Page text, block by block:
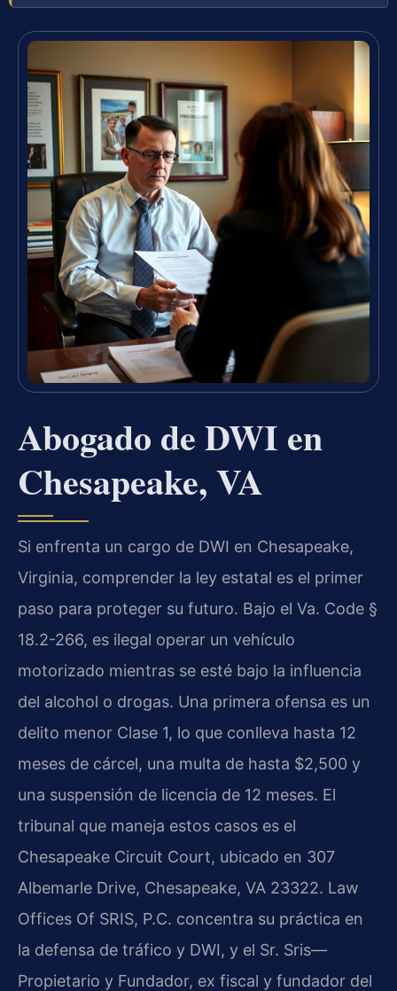
Abogado de DWI en
Chesapeake, VA
Si enfrenta un cargo de DWI en Chesapeake,
Virginia, comprender la ley estatal es el primer
paso para proteger su futuro. Bajo el Va. Code §
18.2-266, es ilegal operar un vehículo
motorizado mientras se esté bajo la influencia
del alcohol o drogas. Una primera ofensa es un
delito menor Clase 1, lo que conlleva hasta 12
meses de cárcel, una multa de hasta $2,500 y
una suspensión de licencia de 12 meses. El
tribunal que maneja estos casos es el
Chesapeake Circuit Court, ubicado en 307
Albemarle Drive, Chesapeake, VA 23322. Law
Offices Of SRIS, P.C. concentra su práctica en
la defensa de tráfico y DWI, y el Sr. Sris—
Propietario y Fundador, ex fiscal y fundador del